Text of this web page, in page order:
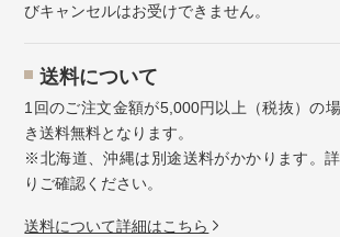
びキャンセルはお受けできません。
送料について
1回のご注文金額が5,000円以上（税抜）の
き送料無料となります。
※北海道、沖縄は別途送料がかかります。
りご確認ください。
送料について詳細はこちら